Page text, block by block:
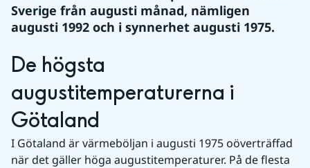
Sverige från augusti månad, nämligen
augusti 1992 och i synnerhet augusti 1975.
De högsta
augustitemperaturerna i
Götaland
I Götaland är värmeböljan i augusti 1975 oöverträffad
när det gäller höga augustitemperaturer. På de flesta